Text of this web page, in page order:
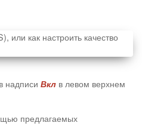
надписи Вкл в левом верхнем
предлагаемых